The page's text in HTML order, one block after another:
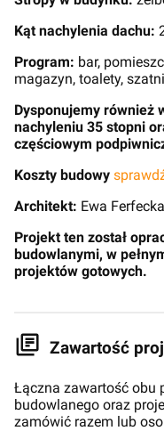
Kąt nachylenia dachu:
Program: bar,
magazyn, toalety,
Dysponujemy również
nachyleniu 35 stopni
częściowym
Koszty budowy
Architekt: Ewa
Projekt ten został
budowlanymi, w
projektów gotowych.
Zawartość
Łączna zawartość obu
budowlanego oraz
zamówić razem lub